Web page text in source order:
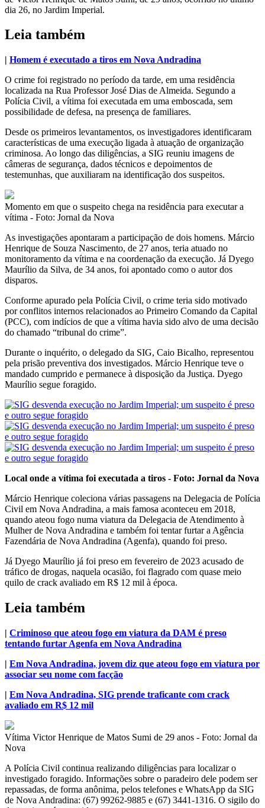
dia 26, no Jardim Imperial.
Leia também
| Homem é executado a tiros em Nova Andradina
O crime foi registrado no período da tarde, em uma residência
localizada na Rua Professor José Dias de Almeida. Segundo a
Polícia Civil, a vítima foi executada em uma emboscada, sem
possibilidade de defesa, na presença de familiares.
Desde os primeiros levantamentos, os investigadores identificaram
características de uma execução ligada à atuação de organização
criminosa. Ao longo das diligências, a SIG reuniu imagens de
câmeras de segurança, dados técnicos e depoimentos de
testemunhas, que auxiliaram na identificação dos suspeitos.
Momento em que o suspeito chega na residência para executar a
vítima - Foto: Jornal da Nova
As investigações apontaram a participação de dois homens. Márcio
Henrique de Souza Nascimento, de 27 anos, teria atuado no
monitoramento da vítima e na coordenação da execução. Já Dyego
Maurílio da Silva, de 34 anos, foi apontado como o autor dos
disparos.
Conforme apurado pela Polícia Civil, o crime teria sido motivado
por conflitos internos relacionados ao Primeiro Comando da Capital
(PCC), com indícios de que a vítima havia sido alvo de uma decisão
do chamado “tribunal do crime”.
Durante o inquérito, o delegado da SIG, Caio Bicalho, representou
pela prisão preventiva dos investigados. Márcio Henrique teve o
mandado cumprido e permanece à disposição da Justiça. Dyego
Maurílio segue foragido.
Local onde a vítima foi executada a tiros - Foto: Jornal da Nova
Márcio Henrique coleciona várias passagens na Delegacia de Polícia
Civil em Nova Andradina, a mais famosa aconteceu em 2018,
quando ateou fogo numa viatura da Delegacia de Atendimento à
Mulher de Nova Andradina e também foi tentar furtar a Agência
Fazendária de Nova Andradina (Agenfa), quando foi preso.
Já Dyego Maurílio já foi preso em fevereiro de 2023 acusado de
tráfico de drogas, naquela ocasião, foi flagrado com quase meio
quilo de crack avaliado em R$ 12 mil à época.
Leia também
| Criminoso que ateou fogo em viatura da DAM é preso
tentando furtar Agenfa em Nova Andradina
| Em Nova Andradina, jovem diz que ateou fogo em viatura por
associar seu nome com facção
| Em Nova Andradina, SIG prende traficante com crack
avaliado em R$ 12 mil
Vítima Victor Henrique de Matos Sumi de 29 anos - Foto: Jornal da
Nova
A Polícia Civil continua realizando diligências para localizar o
investigado foragido. Informações sobre o paradeiro dele podem ser
repassadas, de forma anônima, pelos telefones e WhatsApp da SIG
de Nova Andradina: (67) 99262-9885 e (67) 3441-1316. O sigilo do